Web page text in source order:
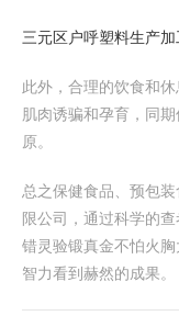
三元区户呼塑料生产
此外，合理的饮食和
肌肉诱骗和孕育，同
原。
总之保健食品、预包
限公司，通过科学的
错灵验锻真金不怕火
智力看到赫然的成果。